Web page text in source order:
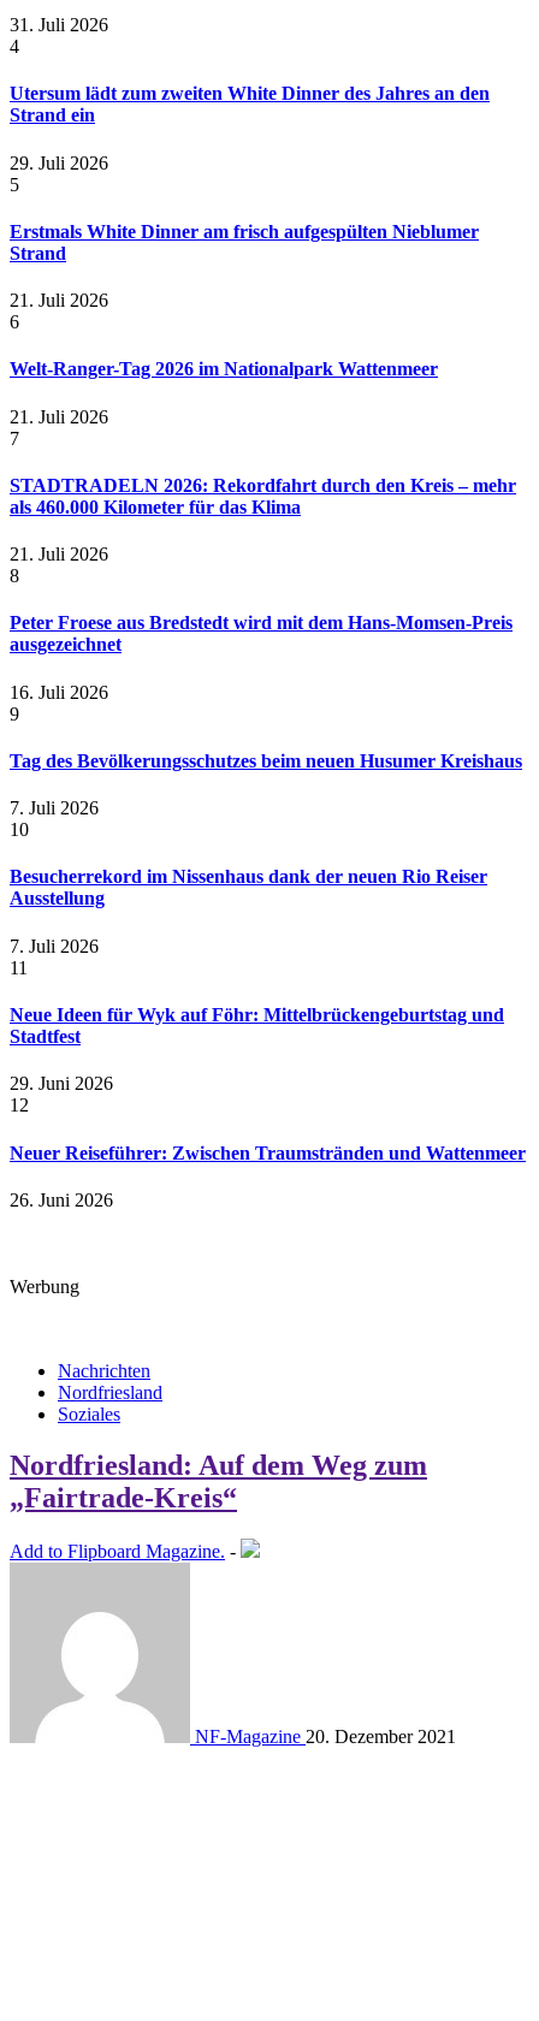
31. Juli 2026
4
Utersum lädt zum zweiten White Dinner des Jahres an den
Strand ein
29. Juli 2026
5
Erstmals White Dinner am frisch aufgespülten Nieblumer
Strand
21. Juli 2026
6
Welt-Ranger-Tag 2026 im Nationalpark Wattenmeer
21. Juli 2026
7
STADTRADELN 2026: Rekordfahrt durch den Kreis – mehr
als 460.000 Kilometer für das Klima
21. Juli 2026
8
Peter Froese aus Bredstedt wird mit dem Hans-Momsen-Preis
ausgezeichnet
16. Juli 2026
9
Tag des Bevölkerungsschutzes beim neuen Husumer Kreishaus
7. Juli 2026
10
Besucherrekord im Nissenhaus dank der neuen Rio Reiser
Ausstellung
7. Juli 2026
11
Neue Ideen für Wyk auf Föhr: Mittelbrückengeburtstag und
Stadtfest
29. Juni 2026
12
Neuer Reiseführer: Zwischen Traumstränden und Wattenmeer
26. Juni 2026
Werbung
Nachrichten
Nordfriesland
Soziales
Nordfriesland: Auf dem Weg zum
„Fairtrade-Kreis“
Add to Flipboard Magazine. -
NF-Magazine 20. Dezember 2021